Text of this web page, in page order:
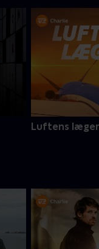
Luftens læger